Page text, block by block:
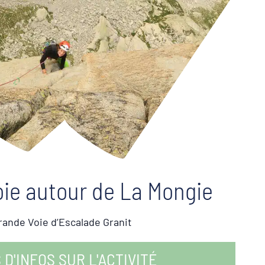
autour de La Mongie
Voie d’Escalade Granit
SUR L'ACTIVITÉ